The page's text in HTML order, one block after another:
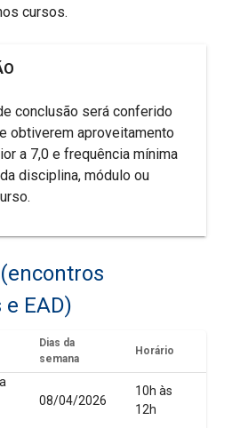
cursos.
conclusão será conferido
obtiverem aproveitamento
a 7,0 e frequência mínima
disciplina, módulo ou
EAD)
Dias da
semana
Horário
08/04/2026
10h às
12h